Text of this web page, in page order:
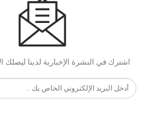
اشترك في النشرة الإخبارية لدينا ليصلك